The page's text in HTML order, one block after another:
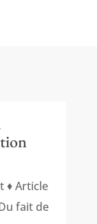
♦ Article
fait de